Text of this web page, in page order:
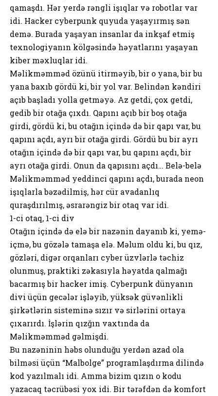
qamaşdı. Hər yerdə rəngli işıqlar və robotlar var
idi. Hacker cyberpunk quyuda yaşayırmış sən
demə. Burada yaşayan insanlar da inkşaf etmiş
texnologiyanın kölgəsində həyatlarını yaşayan
kiber məxluqlar idi.
Məlikməmməd özünü itirməyib, bir o yana, bir bu
yana baxıb gördü ki, bir yol var. Belindən kəndiri
açıb başladı yolla getməyə. Az getdi, çox getdi,
gedib bir otağa çıxdı. Qapını açıb bir boş otağa
girdi, gördü ki, bu otağın içində də bir qapı var, bu
qapını açdı, ayrı bir otağa girdi. Gördü bu bir ayrı
otağın içində də bir qapı var, bu qapını açdı, bir
ayrı otağa girdi. Onun da qapısını açdı… Belə-belə
Məlikməmməd yeddinci qapını açdı, burada neon
işıqlarla bəzədilmiş, hər cür avadanlıq
quraşdırılmış, əsrarəngiz bir otaq var idi.
1-ci otaq, 1-ci div
Otağın içində də elə bir nazənin dayanıb ki, yemə-
içmə, bu gözələ tamaşa elə. Məlum oldu ki, bu qız,
gözləri, digər orqanları cyber üzvlərlə təchiz
olunmuş, praktiki zəkasıyla həyatda qalmağı
bacarmış bir hacker imiş. Cyberpunk dünyanın
divi üçün gecələr işləyib, yüksək güvənlikli
şirkətlərin sisteminə sızır və sirlərini ortaya
çıxarırdı. İşlərin qızğın vaxtında da
Məlikməmməd gəlmişdi.
Bu nazəninin həbs olunduğu yerdən azad ola
bilməsi üçün “Malbolge” programlaşdırma dilində
kod yazılmalı idi. Amma bizim qızın o kodu
yazacaq təcrübəsi yox idi. Bir tərəfdən də komfort